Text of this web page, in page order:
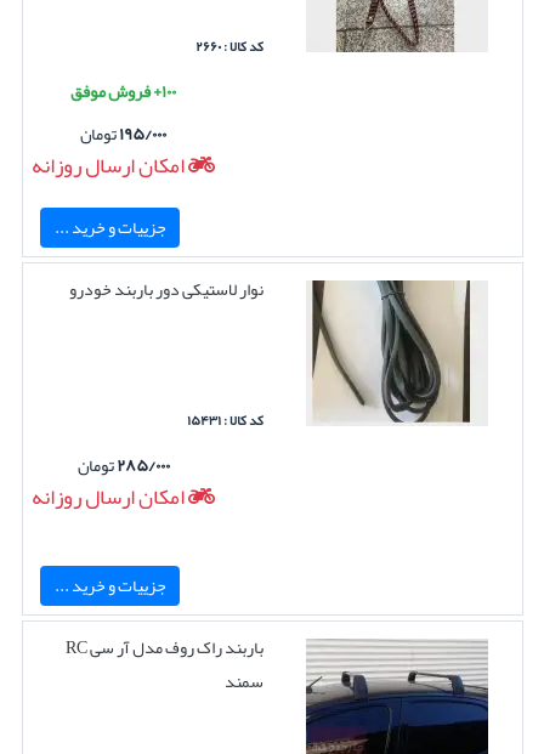
کد کالا : ۲۶۶۰
۱۰۰+ فروش موفق
۱۹۵/۰۰۰تومان
امکان ارسال روزانه
جزییات و خرید ...
نوار لاستیکی دور باربند خودرو
کد کالا : ۱۵۴۳۱
۲۸۵/۰۰۰تومان
امکان ارسال روزانه
جزییات و خرید ...
باربند راک روف مدل آر سی RC
سمند